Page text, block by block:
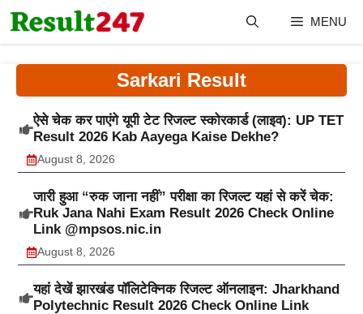
Skip
to
MENU
Sarkari Result
ऐसे चेक कर पाएंगे यूपी टेट रिजल्ट स्कोरकार्ड (लाइव): UP TET
Result 2026 Kab Aayega Kaise Dekhe?
August 8, 2026
जारी हुआ “रुक जाना नहीं” परीक्षा का रिजल्ट यहां से करें चेक:
Ruk Jana Nahi Exam Result 2026 Check Online
Link @mpsos.nic.in
August 8, 2026
यहां देखें झारखंड पॉलिटेक्निक रिजल्ट ऑनलाइन: Jharkhand
Polytechnic Result 2026 Check Online Link